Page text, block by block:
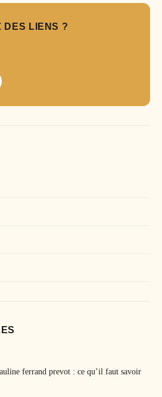
DES LIENS ?
ferrand prevot : ce qu’il faut savoir